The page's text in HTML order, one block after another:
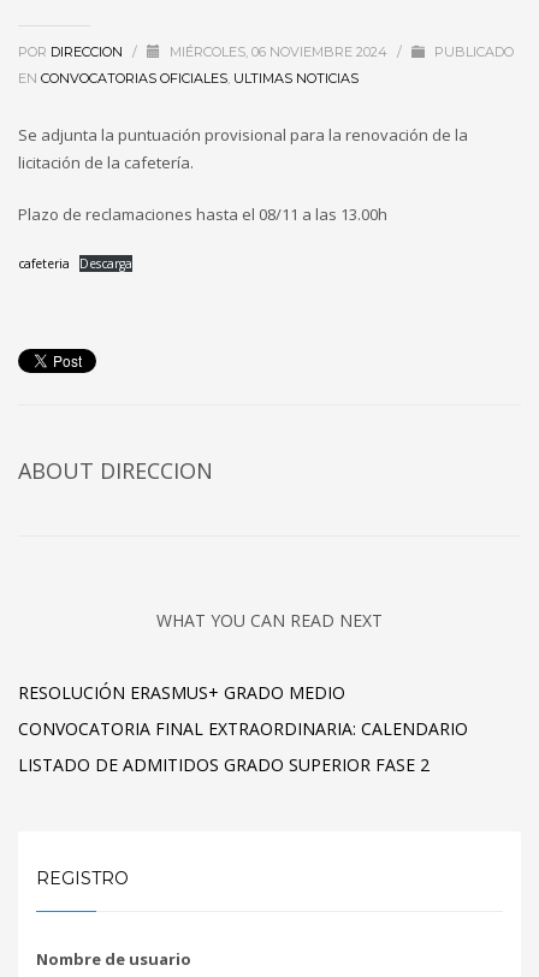
POR DIRECCION / MIÉRCOLES, 06 NOVIEMBRE 2024 /
PUBLICADO
EN CONVOCATORIAS OFICIALES ULTIMAS NOTICIAS
Se adjunta la puntuación provisional para la renovación de la
licitación de la cafetería.
Plazo de reclamaciones hasta el 08/11 a las 13.00h
cafeteria Descarga
ABOUT DIRECCION
WHAT YOU CAN READ NEXT
RESOLUCIÓN ERASMUS+ GRADO MEDIO
CONVOCATORIA FINAL EXTRAORDINARIA: CALENDARIO
LISTADO DE ADMITIDOS GRADO SUPERIOR FASE 2
REGISTRO
Nombre de usuario